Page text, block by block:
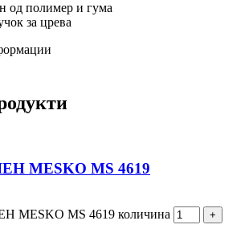
од полимер и гума
за црева
MESKO MS 4619
MESKO MS 4619 количина